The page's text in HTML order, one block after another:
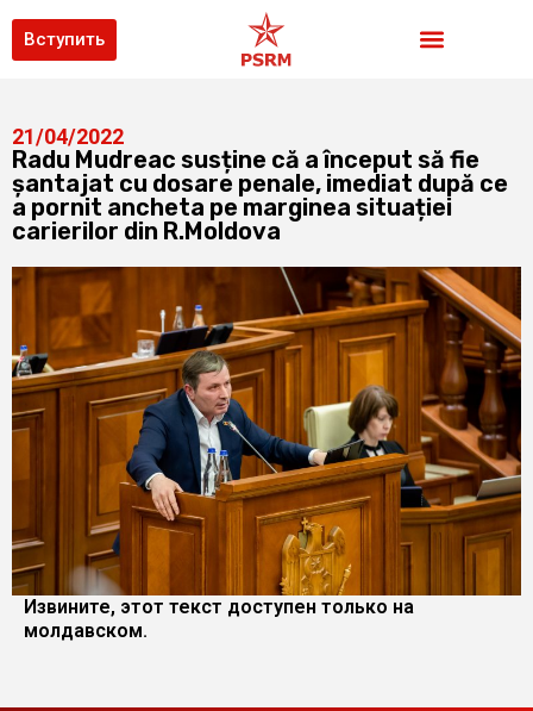
Вступить
21/04/2022
Radu Mudreac susține că a început să fie
șantajat cu dosare penale, imediat după ce
a pornit ancheta pe marginea situației
carierilor din R.Moldova
Извините, этот текст доступен только на
молдавском.